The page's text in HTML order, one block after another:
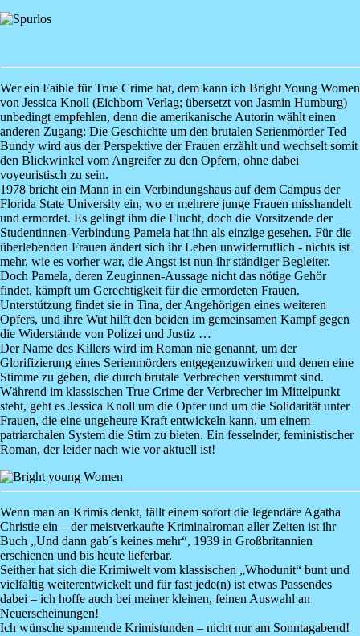
Image
Wer ein Faible für True Crime hat, dem kann ich Bright Young Women
von Jessica Knoll (Eichborn Verlag; übersetzt von Jasmin Humburg)
unbedingt empfehlen, denn die amerikanische Autorin wählt einen
anderen Zugang: Die Geschichte um den brutalen Serienmörder Ted
Bundy wird aus der Perspektive der Frauen erzählt und wechselt somit
den Blickwinkel vom Angreifer zu den Opfern, ohne dabei
voyeuristisch zu sein.
1978 bricht ein Mann in ein Verbindungshaus auf dem Campus der
Florida State University ein, wo er mehrere junge Frauen misshandelt
und ermordet. Es gelingt ihm die Flucht, doch die Vorsitzende der
Studentinnen-Verbindung Pamela hat ihn als einzige gesehen. Für die
überlebenden Frauen ändert sich ihr Leben unwiderruflich - nichts ist
mehr, wie es vorher war, die Angst ist nun ihr ständiger Begleiter.
Doch Pamela, deren Zeuginnen-Aussage nicht das nötige Gehör
findet, kämpft um Gerechtigkeit für die ermordeten Frauen.
Unterstützung findet sie in Tina, der Angehörigen eines weiteren
Opfers, und ihre Wut hilft den beiden im gemeinsamen Kampf gegen
die Widerstände von Polizei und Justiz …
Der Name des Killers wird im Roman nie genannt, um der
Glorifizierung eines Serienmörders entgegenzuwirken und denen eine
Stimme zu geben, die durch brutale Verbrechen verstummt sind.
Während im klassischen True Crime der Verbrecher im Mittelpunkt
steht, geht es Jessica Knoll um die Opfer und um die Solidarität unter
Frauen, die eine ungeheure Kraft entwickeln kann, um einem
patriarchalen System die Stirn zu bieten. Ein fesselnder, feministischer
Roman, der leider nach wie vor aktuell ist!
Image
Wenn man an Krimis denkt, fällt einem sofort die legendäre Agatha
Christie ein – der meistverkaufte Kriminalroman aller Zeiten ist ihr
Buch „Und dann gab´s keines mehr“, 1939 in Großbritannien
erschienen und bis heute lieferbar.
Seither hat sich die Krimiwelt vom klassischen „Whodunit“ bunt und
vielfältig weiterentwickelt und für fast jede(n) ist etwas Passendes
dabei – ich hoffe auch bei meiner kleinen, feinen Auswahl an
Neuerscheinungen!
Ich wünsche spannende Krimistunden – nicht nur am Sonntagabend!